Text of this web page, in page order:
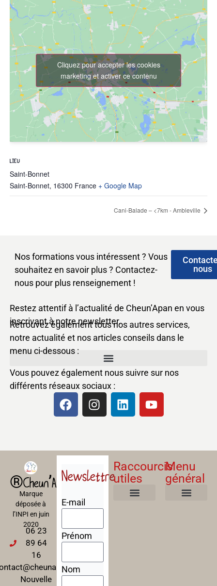
LIEU
Saint-Bonnet
Saint-Bonnet, 16300 France + Google Map
Cliquez pour accepter les cookies
marketing et activer ce contenu
Cani-Balade – <7km - Ambleville
Nos formations vous intéressent ? Vous
souhaitez en savoir plus ? Contactez-
nous pour plus renseignement !
nous
Restez attentif à l’actualité de Cheun’Apan en vous
inscrivant à notre newsletter.
Retrouvez également tous nos autres services,
notre actualité et nos articles conseils dans le
menu ci-dessous :
Vous pouvez également nous suivre sur nos
différents réseaux sociaux :
®Cheun’Apan
Marque
déposée à
l’INPI en juin
2020
06 23
89 64
16
Nouvelle
Newslettre
E-mail
Prénom
Nom
Raccourcis
utiles
Menu
général